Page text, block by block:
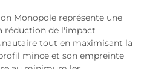
Monopole représente une
réduction de l'impact
tout en maximisant la
mince et son empreinte